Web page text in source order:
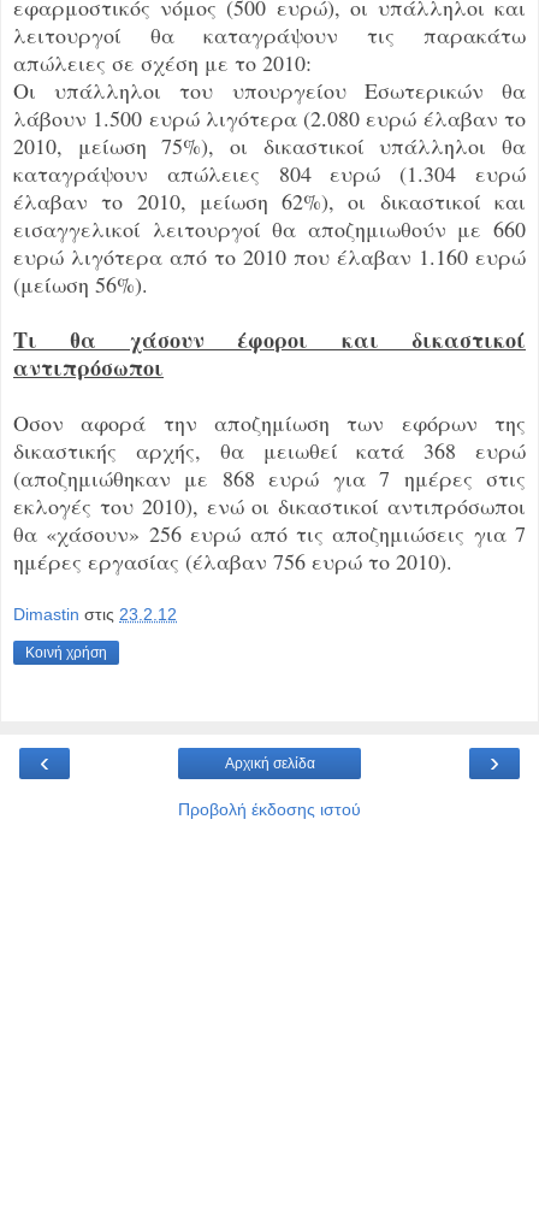
εφαρμοστικός νόμος (500 ευρώ), οι υπάλληλοι και
λειτουργοί θα καταγράψουν τις παρακάτω
απώλειες σε σχέση με το 2010:
Οι υπάλληλοι του υπουργείου Εσωτερικών θα
λάβουν 1.500 ευρώ λιγότερα (2.080 ευρώ έλαβαν το
2010, μείωση 75%), οι δικαστικοί υπάλληλοι θα
καταγράψουν απώλειες 804 ευρώ (1.304 ευρώ
έλαβαν το 2010, μείωση 62%), οι δικαστικοί και
εισαγγελικοί λειτουργοί θα αποζημιωθούν με 660
ευρώ λιγότερα από το 2010 που έλαβαν 1.160 ευρώ
(μείωση 56%).
Τι θα χάσουν έφοροι και δικαστικοί
αντιπρόσωποι
Οσον αφορά την αποζημίωση των εφόρων της
δικαστικής αρχής, θα μειωθεί κατά 368 ευρώ
(αποζημιώθηκαν με 868 ευρώ για 7 ημέρες στις
εκλογές του 2010), ενώ οι δικαστικοί αντιπρόσωποι
θα «χάσουν» 256 ευρώ από τις αποζημιώσεις για 7
ημέρες εργασίας (έλαβαν 756 ευρώ το 2010).
Dimastin στις 23.2.12
Κοινή χρήση
‹ ›
Αρχική σελίδα
Προβολή έκδοσης ιστού